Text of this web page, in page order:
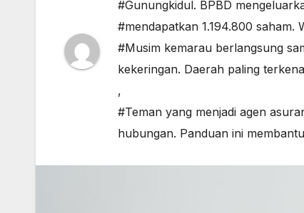
#Gunungkidul. BPBD
#mendapatkan 1.194.800 saham.
#Musim kemarau berlangsung
kekeringan. Daerah paling
,
#Teman yang menjadi agen
hubungan. Panduan ini